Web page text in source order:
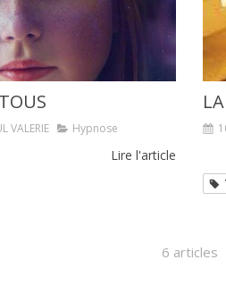
VALERIE Hypnose
Lire l'article
6 articles